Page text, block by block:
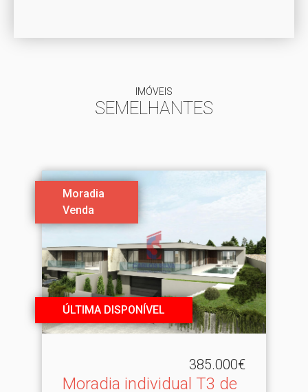
IMÓVEIS
SEMELHANTES
Moradia
Venda
ÚLTIMA DISPONÍVEL
385.000€
Moradia individual T3 de